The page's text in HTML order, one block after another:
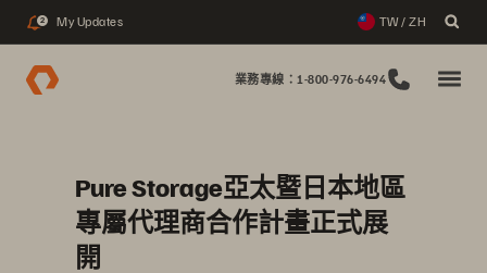
2 My Updates TW / ZH
業務專線：1-800-976-6494
Pure Storage亞太暨日本地區
專屬代理商合作計畫正式展
開